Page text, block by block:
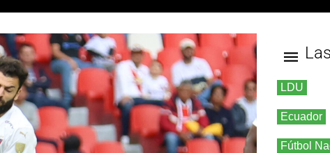
LDU
Ecuador
Fútbol